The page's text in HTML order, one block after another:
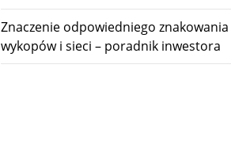
Znaczenie odpowiedniego znakowania
wykopów i sieci – poradnik inwestora